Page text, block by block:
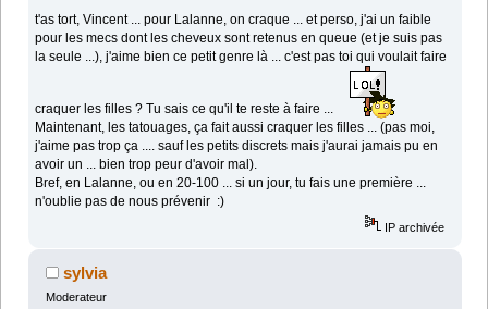
t'as tort, Vincent ... pour Lalanne, on craque ... et perso, j'ai un faible
pour les mecs dont les cheveux sont retenus en queue (et je suis pas
la seule ...), j'aime bien ce petit genre là ... c'est pas toi qui voulait faire
craquer les filles ? Tu sais ce qu'il te reste à faire ...
Maintenant, les tatouages, ça fait aussi craquer les filles ... (pas moi,
j'aime pas trop ça .... sauf les petits discrets mais j'aurai jamais pu en
avoir un ... bien trop peur d'avoir mal).
Bref, en Lalanne, ou en 20-100 ... si un jour, tu fais une première ...
n'oublie pas de nous prévenir :)
IP archivée
sylvia
Moderateur